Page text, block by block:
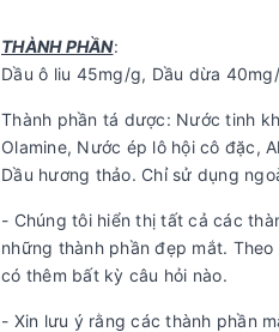
THÀNH PHẦN:
Dầu ô liu 45mg/g, Dầu dừa
Thành phần tá dược: Nước tinh
Olamine, Nước ép lô hội cô đặc,
Dầu hương thảo. Chỉ sử dụng
- Chúng tôi hiển thị tất cả các
những thành phần đẹp mắt.
có thêm bất kỳ câu hỏi nào.
- Xin lưu ý rằng các thành phần